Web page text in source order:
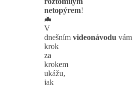
netopýrem!
🦇
V
dnešním videonávodu vám
krok
za
krokem
ukážu,
jak